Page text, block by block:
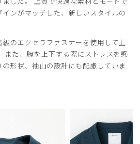
ったですが、普通のデザインだと部屋
しますが、これはデザイン性も高いの
す。着心地も良くて、２着ほど追加で
ンがマッチした、新しいスタイルの
のエクセラファスナーを使用して上
また、腕を上下する際にストレスを感
形状、袖山の設計にも配慮していま